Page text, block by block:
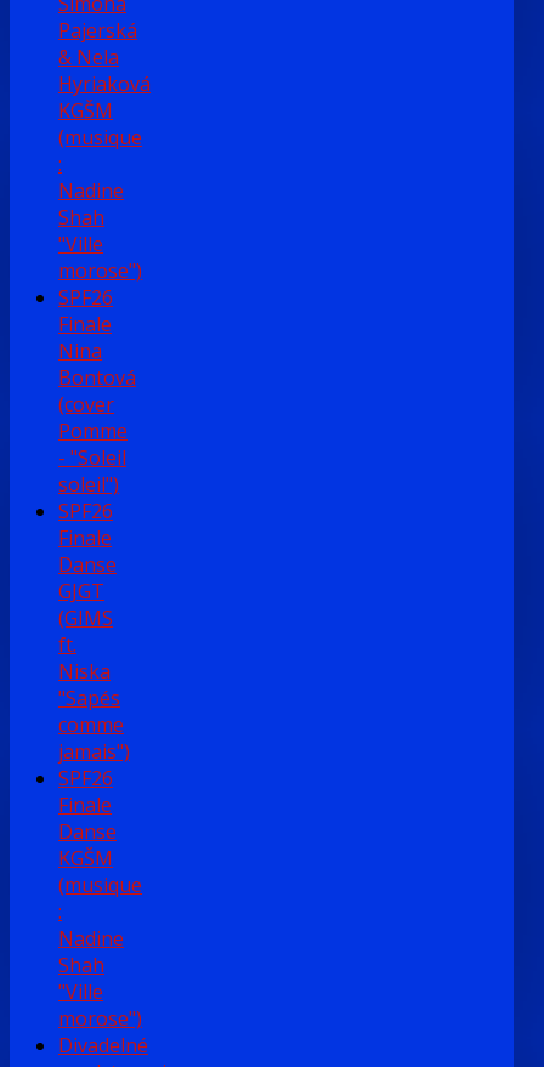
Pajerská
& Nela
Hyriaková
KGŠM
(musique
:
Nadine
Shah
"Ville
morose")
SPF26
Finale
Nina
Bontová
(cover
Pomme
- "Soleil
soleil")
SPF26
Finale
Danse
GJGT
(GIMS
ft.
Niska
"Sapés
comme
jamais")
SPF26
Finale
Danse
KGŠM
(musique
:
Nadine
Shah
"Ville
morose")
Divadelné